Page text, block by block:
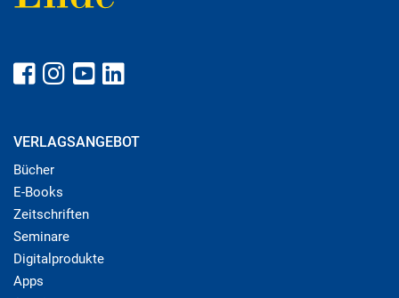
VERLAGSANGEBOT
Bücher
E-Books
Zeitschriften
Seminare
Digitalprodukte
Apps